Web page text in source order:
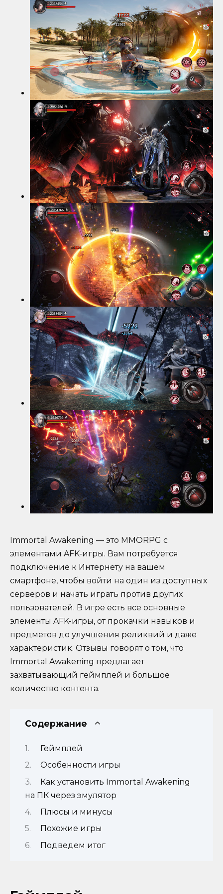
Immortal Awakening — это MMORPG с
элементами AFK-игры. Вам потребуется
подключение к Интернету на вашем
смартфоне, чтобы войти на один из доступных
серверов и начать играть против других
пользователей. В игре есть все основные
элементы AFK-игры, от прокачки навыков и
предметов до улучшения реликвий и даже
характеристик. Отзывы говорят о том, что
Immortal Awakening предлагает
захватывающий геймплей и большое
количество контента.
Содержание
Геймплей
Особенности игры
Как установить Immortal Awakening
на ПК через эмулятор
Плюсы и минусы
Похожие игры
Подведем итог